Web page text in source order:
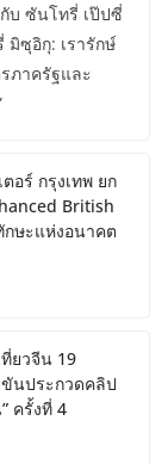
บ ซันโทรี่ เป๊ปซี่
มิซุอิกุ: เรารักษ์
ภาครัฐและ
อร์ กรุงเทพ ยก
British
ษะแห่งอนาคต
ยวจีน 19
นประกวดคลิป
ครั้งที่ 4